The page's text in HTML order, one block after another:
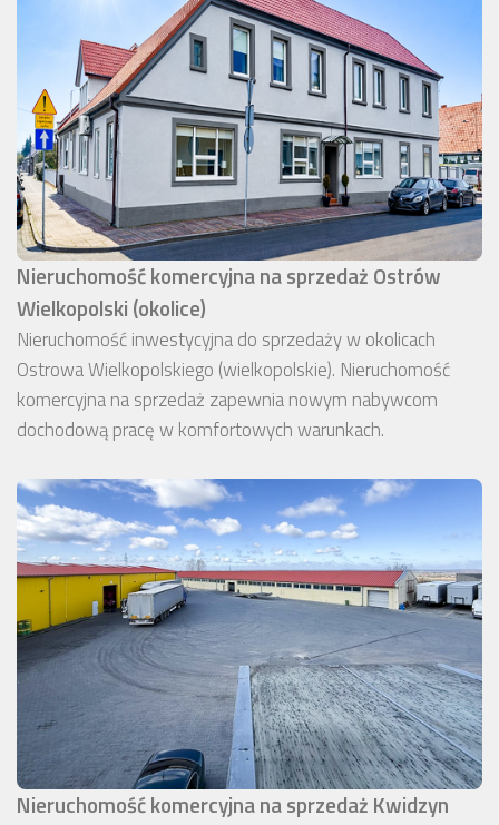
Nieruchomość komercyjna na sprzedaż Ostrów
Wielkopolski (okolice)
Nieruchomość inwestycyjna do sprzedaży w okolicach
Ostrowa Wielkopolskiego (wielkopolskie). Nieruchomość
komercyjna na sprzedaż zapewnia nowym nabywcom
dochodową pracę w komfortowych warunkach.
Nieruchomość komercyjna na sprzedaż Kwidzyn